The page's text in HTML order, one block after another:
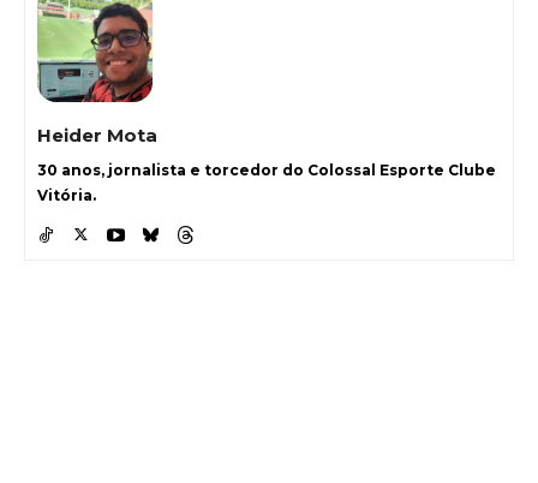
Heider Mota
30 anos, jornalista e torcedor do Colossal Esporte Clube
Vitória.